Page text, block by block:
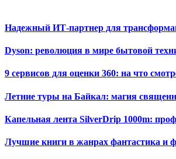
Надежный ИТ-партнер для
Dyson: революция в мире бытовой
9 сервисов для оценки 360: на что
Летние туры на Байкал: магия
Капельная лента SilverDrip 1000m:
Лучшие книги в жанрах фантастика и